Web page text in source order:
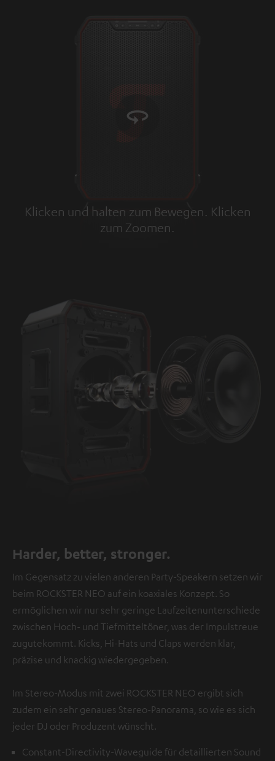
Klicken und halten zum Bewegen. Klicken
zum Zoomen.
Tap to zoom
Harder, better, stronger.
Im Gegensatz zu vielen anderen Party-Speakern setzen wir
beim ROCKSTER NEO auf ein koaxiales Konzept. So
ermöglichen wir nur sehr geringe Laufzeitenunterschiede
zwischen Hoch- und Tiefmitteltöner, was der Impulstreue
zugutekommt. Kicks, Hi-Hats und Claps werden klar,
präzise und knackig wiedergegeben.
Im Stereo-Modus mit zwei ROCKSTER NEO ergibt sich
zudem ein sehr genaues Stereo-Panorama, so wie es sich
jeder DJ oder Produzent wünscht.
Constant-Directivity-Waveguide für detaillierten Sound